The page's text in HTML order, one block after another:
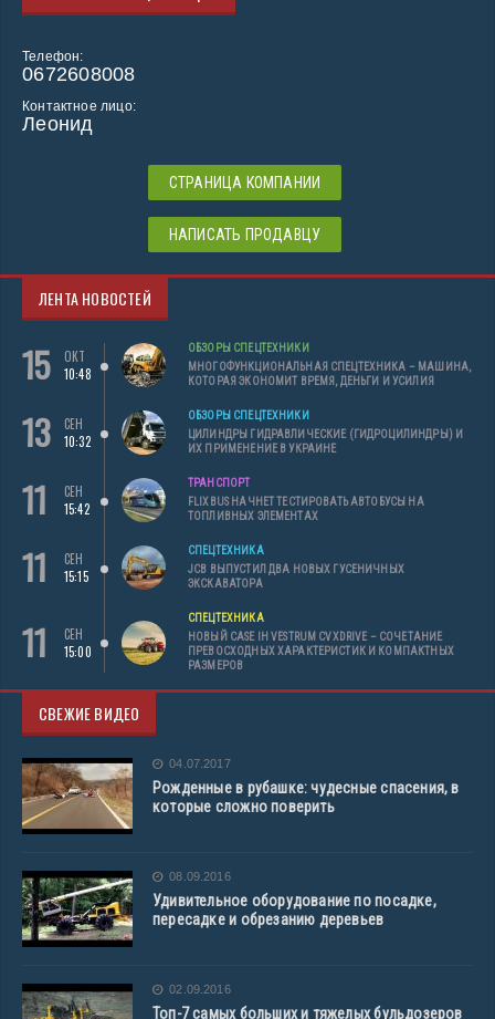
Телефон:
0672608008
Контактное лицо:
Леонид
СТРАНИЦА КОМПАНИИ
НАПИСАТЬ ПРОДАВЦУ
ЛЕНТА НОВОСТЕЙ
15
ОКТ
10:48
ОБЗОРЫ СПЕЦТЕХНИКИ
МНОГОФУНКЦИОНАЛЬНАЯ СПЕЦТЕХНИКА – МАШИНА,
КОТОРАЯ ЭКОНОМИТ ВРЕМЯ, ДЕНЬГИ И УСИЛИЯ
13
СЕН
10:32
ОБЗОРЫ СПЕЦТЕХНИКИ
ЦИЛИНДРЫ ГИДРАВЛИЧЕСКИЕ (ГИДРОЦИЛИНДРЫ) И
ИХ ПРИМЕНЕНИЕ В УКРАИНЕ
11
СЕН
15:42
ТРАНСПОРТ
FLIXBUS НАЧНЕТ ТЕСТИРОВАТЬ АВТОБУСЫ НА
ТОПЛИВНЫХ ЭЛЕМЕНТАХ
11
СЕН
15:15
СПЕЦТЕХНИКА
JCB ВЫПУСТИЛ ДВА НОВЫХ ГУСЕНИЧНЫХ
ЭКСКАВАТОРА
11
СЕН
15:00
СПЕЦТЕХНИКА
НОВЫЙ CASE IH VESTRUM CVXDRIVE – СОЧЕТАНИЕ
ПРЕВОСХОДНЫХ ХАРАКТЕРИСТИК И КОМПАКТНЫХ
РАЗМЕРОВ
СВЕЖИЕ ВИДЕО
04.07.2017
Рожденные в рубашке: чудесные спасения, в
которые сложно поверить
08.09.2016
Удивительное оборудование по посадке,
пересадке и обрезанию деревьев
02.09.2016
Топ-7 самых больших и тяжелых бульдозеров